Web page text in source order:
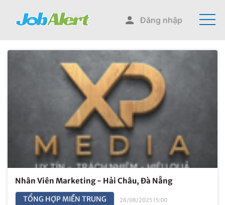
Đăng nhập
Nhân Viên Marketing - Hải Châu, Đà Nẵng
TỔNG HỢP MIỀN TRUNG 28/08/2025 15:00